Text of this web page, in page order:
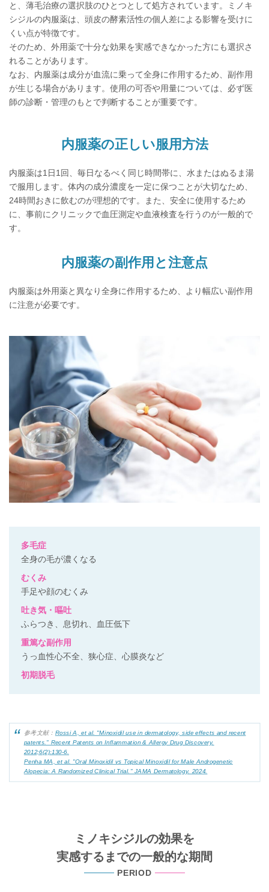
と、薄毛治療の選択肢のひとつとして処方されています。ミノキ
シジルの内服薬は、頭皮の酵素活性の個人差による影響を受けに
くい点が特徴です。
そのため、外用薬で十分な効果を実感できなかった方にも選択さ
れることがあります。
なお、内服薬は成分が血流に乗って全身に作用するため、副作用
が生じる場合があります。使用の可否や用量については、必ず医
師の診断・管理のもとで判断することが重要です。
内服薬の正しい服用方法
内服薬は1日1回、毎日なるべく同じ時間帯に、水またはぬるま湯
で服用します。 体内の成分濃度を一定に保つことが大切なため、
24時間おきに飲むのが理想的です。
また、安全に使用するため
に、事前にクリニックで血圧測定や血液検査を行うのが一般的で
す。
内服薬の副作用と注意点
内服薬は外用薬と異なり全身に作用するため、より幅広い副作用
に注意が必要です。
多毛症
全身の毛が濃くなる
むくみ
手足や顔のむくみ
吐き気・嘔吐
ふらつき、息切れ、血圧低下
重篤な副作用
うっ血性心不全、狭心症、心膜炎など
初期脱毛
参考文献： Rossi A, et al. "Minoxidil use in dermatology, side effects and recent
patents." Recent Patents on Inflammation & Allergy Drug Discovery.
2012;6(2):130-6.
Penha MA, et al. "Oral Minoxidil vs Topical Minoxidil for Male Androgenetic
Alopecia: A Randomized Clinical Trial." JAMA Dermatology. 2024.
ミノキシジルの効果を
実感するまでの一般的な期間
PERIOD